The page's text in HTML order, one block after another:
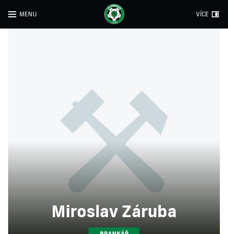
MENU VÍCE
Miroslav Záruba